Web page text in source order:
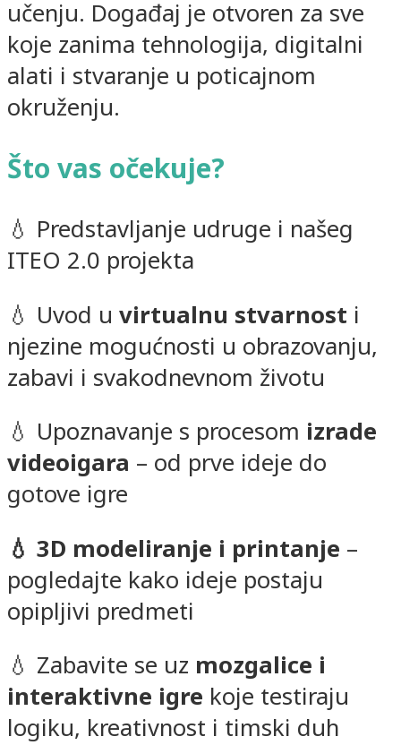
učenju. Događaj je otvoren za sve
koje zanima tehnologija, digitalni
alati i stvaranje u poticajnom
okruženju.
Što vas očekuje?
💧 Predstavljanje udruge i našeg
ITEO 2.0 projekta
💧 Uvod u virtualnu stvarnost i
njezine mogućnosti u obrazovanju,
zabavi i svakodnevnom životu
💧 Upoznavanje s procesom izrade
videoigara – od prve ideje do
gotove igre
💧 3D modeliranje i printanje –
pogledajte kako ideje postaju
opipljivi predmeti
💧 Zabavite se uz mozgalice i
interaktivne igre koje testiraju
logiku, kreativnost i timski duh